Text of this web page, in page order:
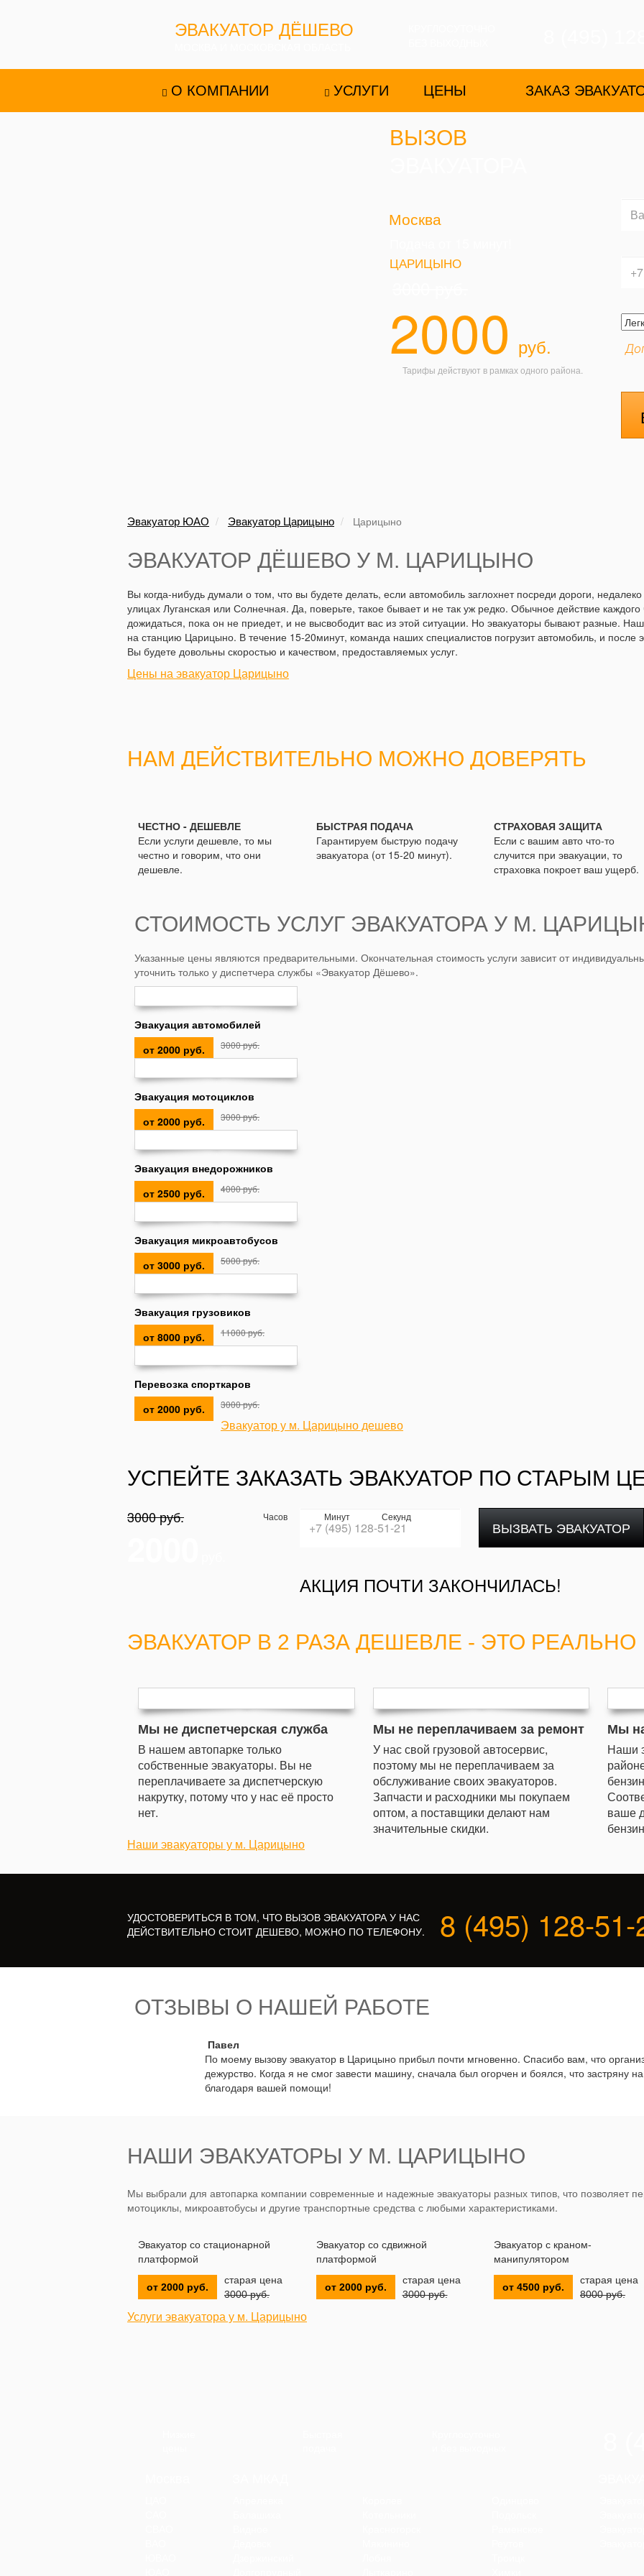
ЭВАКУАТОР ДЁШЕВО
О КОМПАНИИ УСЛУГИ ЦЕНЫ ЗАКАЗ
ВЫЗОВ
Москва
ЦАРИЦЫНО
2000 руб.
Тарифы действуют в рамках одного района.
Эвакуатор ЮАО Эвакуатор Царицыно Царицыно
ЭВАКУАТОР ДЁШЕВО У М. ЦАРИЦЫНО
Вы когда-нибудь думали о том, что вы будете делать, если автомобиль заглохнет посреди дороги,
улицах Луганская или Солнечная. Да, поверьте, такое бывает и не так уж редко. Обычное действие каждого
дожидаться, пока он не приедет, и не высвободит вас из этой ситуации. Но эвакуаторы бывают разные.
на станцию Царицыно. В течение 15-20минут, команда наших специалистов погрузит автомобиль, и после
Вы будете довольны скоростью и качеством, предоставляемых услуг.
Цены на эвакуатор Царицыно
НАМ ДЕЙСТВИТЕЛЬНО МОЖНО ДОВЕРЯТЬ
ЧЕСТНО - ДЕШЕВЛЕ
Если услуги дешевле, то мы
честно и говорим, что они
дешевле.
БЫСТРАЯ ПОДАЧА
Гарантируем быструю подачу
эвакуатора (от 15-20 минут).
СТРАХОВАЯ ЗАЩИТА
Если с вашим авто что-то
случится при эвакуации, то
страховка покроет ваш ущерб.
СТОИМОСТЬ УСЛУГ ЭВАКУАТОРА У М.
Указанные цены являются предварительными. Окончательная стоимость услуги зависит от
уточнить только у диспетчера службы «Эвакуатор Дёшево».
Эвакуация автомобилей
от 2000 руб.
3000 руб.
Эвакуация мотоциклов
от 2000 руб.
3000 руб.
Эвакуация внедорожников
от 2500 руб.
4000 руб.
Эвакуация микроавтобусов
от 3000 руб.
5000 руб.
Эвакуация грузовиков
от 8000 руб.
11000 руб.
Перевозка спорткаров
от 2000 руб.
3000 руб.
Эвакуатор у м. Царицыно дешево
УСПЕЙТЕ ЗАКАЗАТЬ ЭВАКУАТОР ПО СТАРЫМ
3000 руб. Часов Минут Секунд
АКЦИЯ ПОЧТИ ЗАКОНЧИЛАСЬ!
ВЫЗВАТЬ ЭВАКУАТОР
ЭВАКУАТОР В 2 РАЗА ДЕШЕВЛЕ - ЭТО РЕАЛЬНО
Мы не диспетчерская служба
В нашем автопарке только
собственные эвакуаторы. Вы не
переплачиваете за диспетчерскую
накрутку, потому что у нас её просто
нет.
Мы не переплачиваем за ремонт
У нас свой грузовой автосервис,
поэтому мы не переплачиваем за
обслуживание своих эвакуаторов.
Запчасти и расходники мы покупаем
оптом, а поставщики делают нам
значительные скидки.
Мы
Наши
ваше
Наши эвакуаторы у м. Царицыно
УДОСТОВЕРИТЬСЯ В ТОМ, ЧТО ВЫЗОВ ЭВАКУАТОРА У НАС
ДЕЙСТВИТЕЛЬНО СТОИТ ДЕШЕВО, МОЖНО ПО ТЕЛЕФОНУ.
8 (495) 128-51-
ОТЗЫВЫ О НАШЕЙ РАБОТЕ
Павел
По моему вызову эвакуатор в Царицыно прибыл почти мгновенно. Спасибо вам, что
дежурство. Когда я не смог завести машину, сначала был огорчен и боялся, что застряну
благодаря вашей помощи!
НАШИ ЭВАКУАТОРЫ У М. ЦАРИЦЫНО
Мы выбрали для автопарка компании современные и надежные эвакуаторы разных типов, что позволяет
мотоциклы, микроавтобусы и другие транспортные средства с любыми характеристиками.
Эвакуатор со стационарной
платформой
от 2000 руб.
старая цена
3000 руб.
Эвакуатор со сдвижной
платформой
от 2000 руб.
старая цена
3000 руб.
Эвакуатор с краном-
манипулятором
от 4500 руб.
старая цена
8000 руб.
Услуги эвакуатора у м. Царицыно